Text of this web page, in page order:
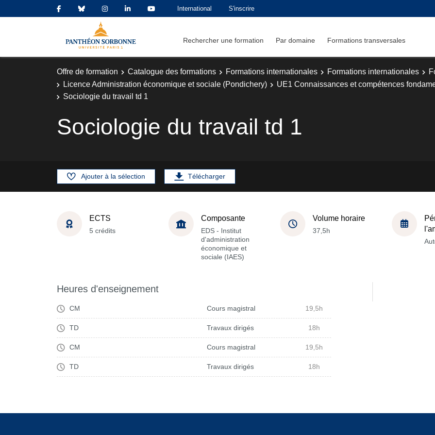
International S'inscrire
Rechercher une formation Par domaine Formations transversales
Offre de formation Catalogue des formations Formations internationales Formations internationales
Licence Administration économique et sociale (Pondichery)
UE1 Connaissances et compétences
Sociologie du travail td 1
Sociologie du travail td 1
Ajouter à la sélection Télécharger
ECTS
5 crédits
Composante
EDS - Institut
d'administration
économique et
sociale (IAES)
Volume horaire
37,5h
Heures d'enseignement
CM Cours magistral 19,5h
TD Travaux dirigés 18h
CM Cours magistral 19,5h
TD Travaux dirigés 18h